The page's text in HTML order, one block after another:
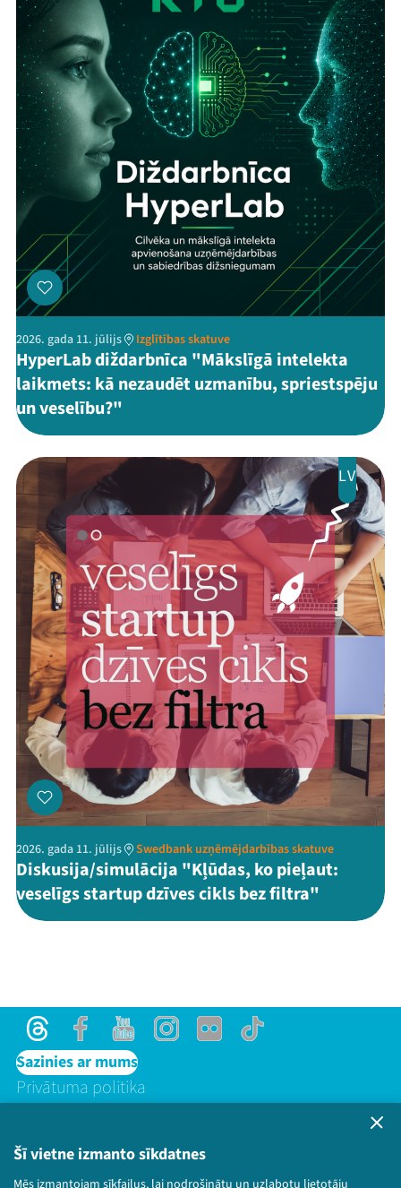
Šī vietne izmanto sīkdatnes
Mēs izmantojam sīkfailus, lai nodrošinātu un uzlabotu lietotāju
2026. gada 11. jūlijs Izglītības skatuve
HyperLab diždarbnīca "Mākslīgā intelekta
laikmets: kā nezaudēt uzmanību, spriestspēju
un veselību?"
LV
2026. gada 11. jūlijs Swedbank uzņēmējdarbības skatuve
Diskusija/simulācija "Kļūdas, ko pieļaut:
veselīgs startup dzīves cikls bez filtra"
ThreadsFacebookYoutubeInstagram
Flick TikTok
Sazinies ar mums
Privātuma politika
© 2026 Sarunu festivāls LAMPA Visas tiesības